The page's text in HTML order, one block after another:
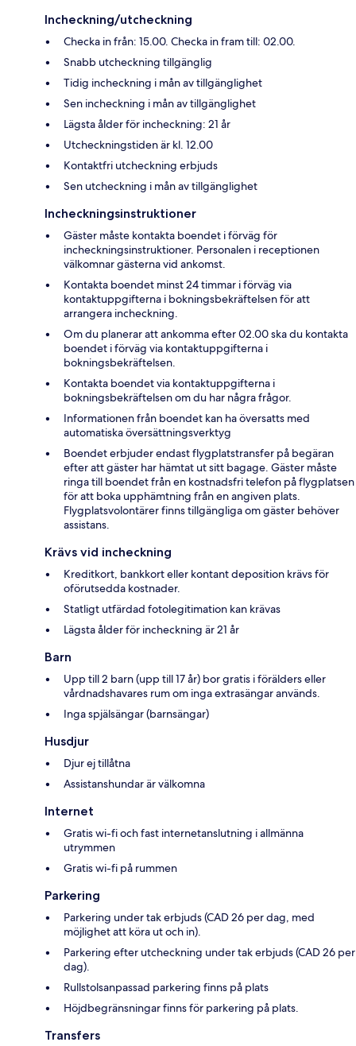
Incheckning/utcheckning
Checka in från: 15.00. Checka in fram till: 02.00.
Snabb utcheckning tillgänglig
Tidig incheckning i mån av tillgänglighet
Sen incheckning i mån av tillgänglighet
Lägsta ålder för incheckning: 21 år
Utcheckningstiden är kl. 12.00
Kontaktfri utcheckning erbjuds
Sen utcheckning i mån av tillgänglighet
Incheckningsinstruktioner
Gäster måste kontakta boendet i förväg för
incheckningsinstruktioner. Personalen i receptionen
välkomnar gästerna vid ankomst.
Kontakta boendet minst 24 timmar i förväg via
kontaktuppgifterna i bokningsbekräftelsen för att
arrangera incheckning.
Om du planerar att ankomma efter 02.00 ska du kontakta
boendet i förväg via kontaktuppgifterna i
bokningsbekräftelsen.
Kontakta boendet via kontaktuppgifterna i
bokningsbekräftelsen om du har några frågor.
Informationen från boendet kan ha översatts med
automatiska översättningsverktyg
Boendet erbjuder endast flygplatstransfer på begäran
efter att gäster har hämtat ut sitt bagage. Gäster måste
ringa till boendet från en kostnadsfri telefon på flygplatsen
för att boka upphämtning från en angiven plats.
Flygplatsvolontärer finns tillgängliga om gäster behöver
assistans.
Krävs vid incheckning
Kreditkort, bankkort eller kontant deposition krävs för
oförutsedda kostnader.
Statligt utfärdad fotolegitimation kan krävas
Lägsta ålder för incheckning är 21 år
Barn
Upp till 2 barn (upp till 17 år) bor gratis i förälders eller
vårdnadshavares rum om inga extrasängar används.
Inga spjälsängar (barnsängar)
Husdjur
Djur ej tillåtna
Assistanshundar är välkomna
Internet
Gratis wi-fi och fast internetanslutning i allmänna
utrymmen
Gratis wi-fi på rummen
Parkering
Parkering under tak erbjuds (CAD 26 per dag, med
möjlighet att köra ut och in).
Parkering efter utcheckning under tak erbjuds (CAD 26 per
dag).
Rullstolsanpassad parkering finns på plats
Höjdbegränsningar finns för parkering på plats.
Transfers